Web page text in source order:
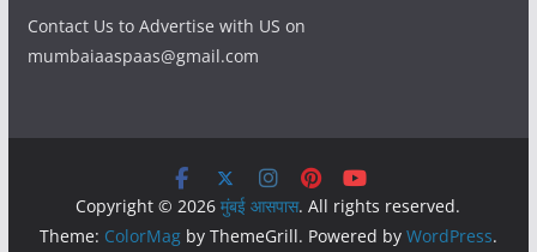
Contact Us to Advertise with US on
mumbaiaaspaas@gmail.com
Copyright © 2026मुंबई आसपास. All rights reserved.
Theme: ColorMagby ThemeGrill. Powered by WordPress.